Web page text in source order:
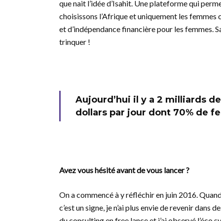
que nait l’idée d’Isahit. Une plateforme qui
choisissons l’Afrique et uniquement les
et d’indépendance financière pour les femmes.
trinquer !
Aujourd’hui il y a 2 milliards
dollars par jour dont 70% de
Avez vous hésité avant de vous lancer ?
On a commencé à y réfléchir en juin 2016.
c’est un signe, je n’ai plus envie de revenir